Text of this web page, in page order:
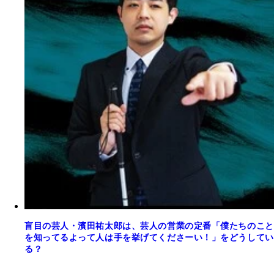
盲目の芸人・濱田祐太郎は、芸人の営業の定番「僕たちのこと
を知ってるよって人は手を挙げてくださーい！」をどうしてい
る？